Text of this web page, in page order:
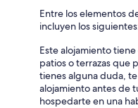
Entre los elementos
incluyen los
Este alojamiento
patios o terrazas que
tienes alguna duda,
alojamiento antes de
hospedarte en una